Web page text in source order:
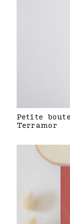
Petite
Terramor